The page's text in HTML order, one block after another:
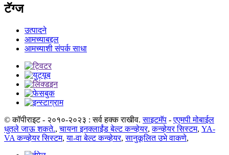
टॅग्ज
उत्पादने
आमच्याबद्दल
आमच्याशी संपर्क साधा
© कॉपीराइट - २०१०-२०२३ : सर्व हक्क राखीव. साइटमॅप -एएमपी मोबाईल
धुतले जाऊ शकते.,चायना इनक्लाईंड बेल्ट कन्व्हेयर,कन्व्हेयर सिस्टम, YA-
VA कन्व्हेयर सिस्टम,या-वा बेल्ट कन्व्हेयर,सानुकूलित उभे वाकणे,